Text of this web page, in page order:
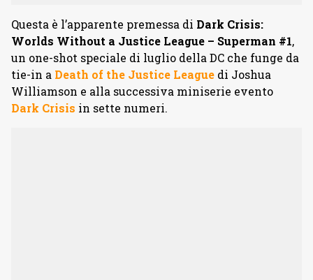
Questa è l’apparente premessa di Dark Crisis:
Worlds Without a Justice League – Superman #1,
un one-shot speciale di luglio della DC che funge da
tie-in a Death of the Justice League di Joshua
Williamson e alla successiva miniserie evento
Dark Crisis in sette numeri.